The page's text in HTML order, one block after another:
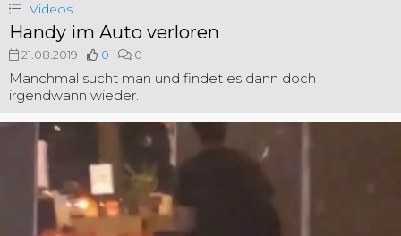
Videos
Handy im Auto verloren
21.08.2019 0 0
Manchmal sucht man und findet es dann doch
irgendwann wieder.